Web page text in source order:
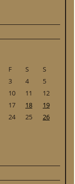
F S
S
3 4
5
10 11
12
17 18
19
24 25
26